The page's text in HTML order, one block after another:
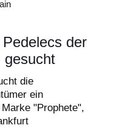
der
gesucht
die
ein
"Prophete",